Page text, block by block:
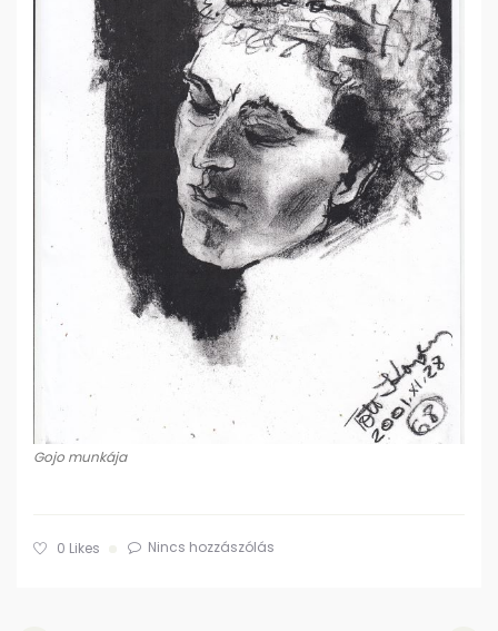
Gojo munkája
0 Likes Nincs hozzászólás